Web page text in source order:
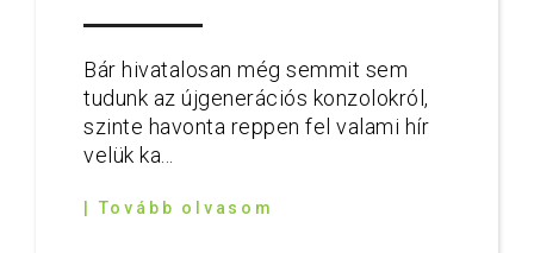
Bár hivatalosan még semmit sem
tudunk az újgenerációs konzolokról,
szinte havonta reppen fel valami hír
velük ka...
| Tovább olvasom